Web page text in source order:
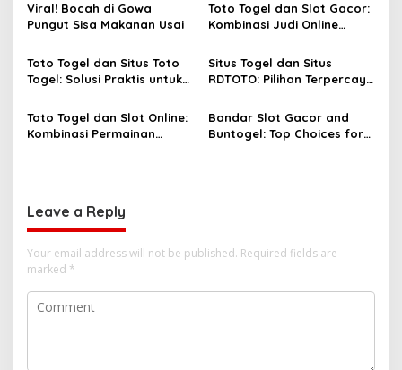
Viral! Bocah di Gowa
Pungut Sisa Makanan Usai
Toto Togel dan Slot Gacor:
Kombinasi Judi Online
Toto Togel dan Situs Toto
Togel: Solusi Praktis untuk
Situs Togel dan Situs
RDTOTO: Pilihan Terpercaya
Angka
Toto Togel dan Slot Online:
Kombinasi Permainan
Bandar Slot Gacor and
Buntogel: Top Choices for
Leave a Reply
Your email address will not be published. Required fields are
marked *